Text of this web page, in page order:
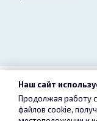
Наш сайт
Продолжая работу с
файлов cookie,